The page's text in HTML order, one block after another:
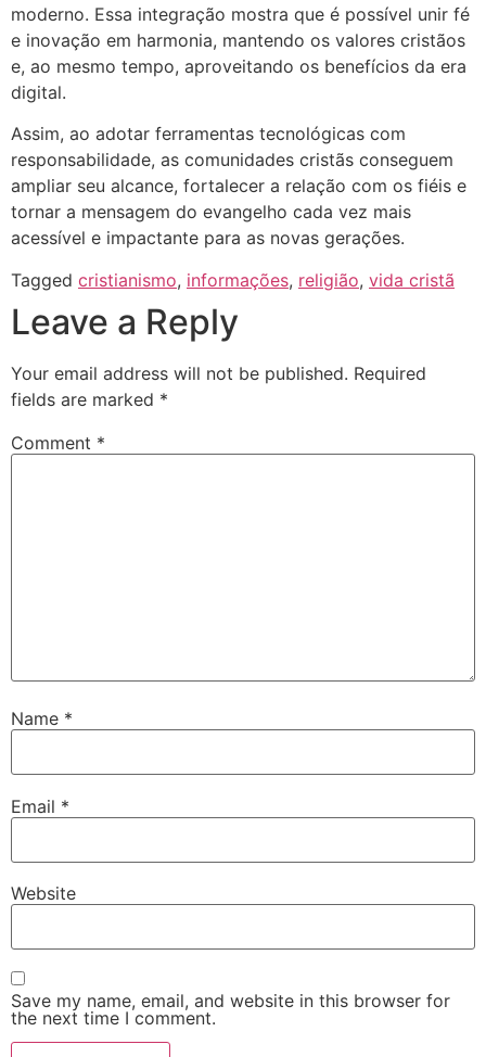
moderno. Essa integração mostra que é possível unir fé
e inovação em harmonia, mantendo os valores cristãos
e, ao mesmo tempo, aproveitando os benefícios da era
digital.
Assim, ao adotar ferramentas tecnológicas com
responsabilidade, as comunidades cristãs conseguem
ampliar seu alcance, fortalecer a relação com os fiéis e
tornar a mensagem do evangelho cada vez mais
acessível e impactante para as novas gerações.
Tagged cristianismo, informações, religião, vida cristã
Leave a Reply
Your email address will not be published. Required
fields are marked *
Comment *
Name *
Email *
Website
Save my name, email, and website in this browser for
the next time I comment.